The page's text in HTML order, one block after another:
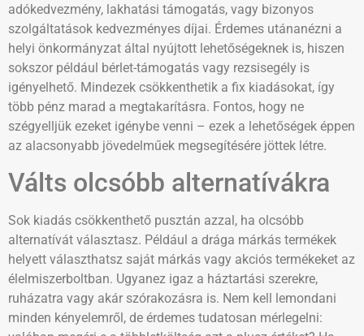
adókedvezmény, lakhatási támogatás, vagy bizonyos
szolgáltatások kedvezményes díjai. Érdemes utánanézni a
helyi önkormányzat által nyújtott lehetőségeknek is, hiszen
sokszor például bérlet-támogatás vagy rezsisegély is
igényelhető. Mindezek csökkenthetik a fix kiadásokat, így
több pénz marad a megtakarításra. Fontos, hogy ne
szégyelljük ezeket igénybe venni – ezek a lehetőségek éppen
az alacsonyabb jövedelműek megsegítésére jöttek létre.
Válts olcsóbb alternatívákra
Sok kiadás csökkenthető pusztán azzal, ha olcsóbb
alternatívát választasz. Például a drága márkás termékek
helyett választhatsz saját márkás vagy akciós termékeket az
élelmiszerboltban. Ugyanez igaz a háztartási szerekre,
ruházatra vagy akár szórakozásra is. Nem kell lemondani
minden kényelemről, de érdemes tudatosan mérlegelni: